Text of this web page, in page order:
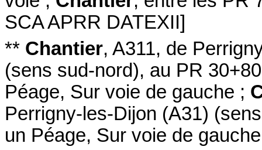
SCA APRR DATEXII]
** Chantier, A311, de
(sens sud-nord), au PR
Péage, Sur voie de gauche ;
Perrigny-les-Dijon (A31)
un Péage, Sur voie de gauche